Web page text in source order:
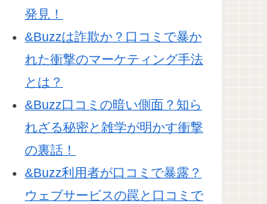
発見！
&Buzzは詐欺か？口コミで暴か
れた衝撃のマーケティング手法
とは？
&Buzz口コミの暗い側面？知ら
れざる秘密と雑学が明かす衝撃
の裏話！
&Buzz利用者が口コミで暴露？
ウェブサービスの罠と口コミで